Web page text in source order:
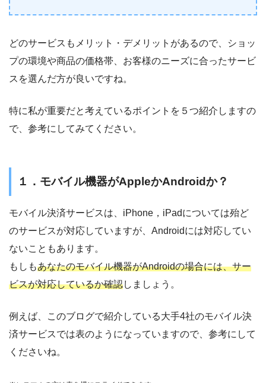
どのサービスもメリット・デメリットがあるので、ショッ
プの環境や商品の価格帯、お客様のニーズに合ったサービ
スを選んだ方が良いですね。
特に私が重要だと考えているポイントを５つ紹介しますの
で、参考にしてみてください。
１．モバイル機器がAppleかAndroidか？
モバイル決済サービスは、iPhone，iPadについては殆ど
のサービスが対応していますが、Androidには対応してい
ないこともあります。
もしもあなたのモバイル機器がAndroidの場合には、サー
ビスが対応しているか確認しましょう。
例えば、このブログで紹介している大手4社のモバイル決
済サービスでは表のようになっていますので、参考にして
くださいね。